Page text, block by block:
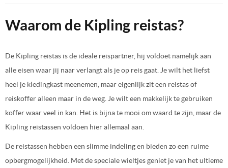
Waarom de Kipling reistas?
De Kipling reistas is de ideale reispartner, hij voldoet namelijk aan
alle eisen waar jij naar verlangt als je op reis gaat. Je wilt het liefst
heel je kledingkast meenemen, maar eigenlijk zit een reistas of
reiskoffer alleen maar in de weg. Je wilt een makkelijk te gebruiken
koffer waar veel in kan. Het is bijna te mooi om waard te zijn, maar de
Kipling reistassen voldoen hier allemaal aan.
De reistassen hebben een slimme indeling en bieden zo een ruime
opbergmogelijkheid. Met de speciale wieltjes geniet je van het ultieme